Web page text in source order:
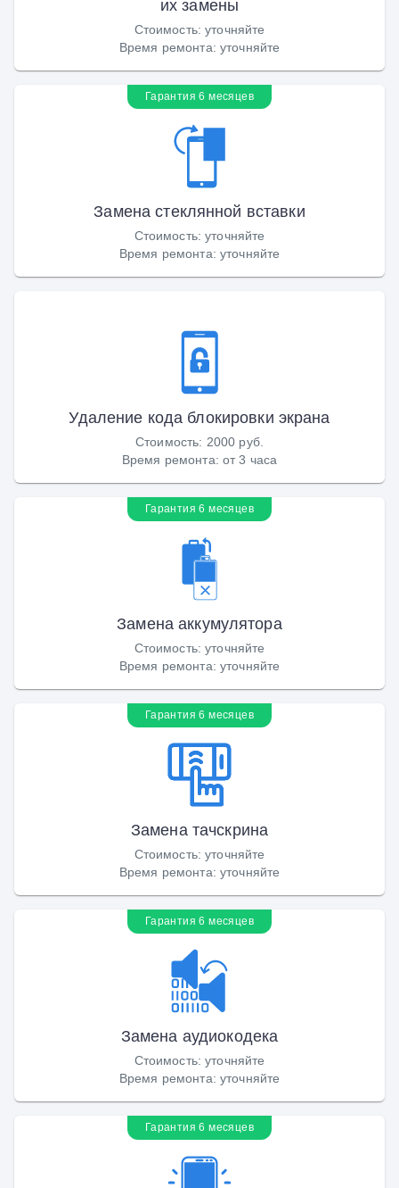
их замены
Стоимость:уточняйте
Время ремонта: уточняйте
Гарантия 6 месяцев
Замена стеклянной вставки
Стоимость:уточняйте
Время ремонта: уточняйте
Удаление кода блокировки экрана
Стоимость: 2000 руб.
Время ремонта: от 3 часа
Гарантия 6 месяцев
Замена аккумулятора
Стоимость:уточняйте
Время ремонта: уточняйте
Гарантия 6 месяцев
Замена тачскрина
Стоимость:уточняйте
Время ремонта: уточняйте
Гарантия 6 месяцев
Замена аудиокодека
Стоимость:уточняйте
Время ремонта: уточняйте
Гарантия 6 месяцев